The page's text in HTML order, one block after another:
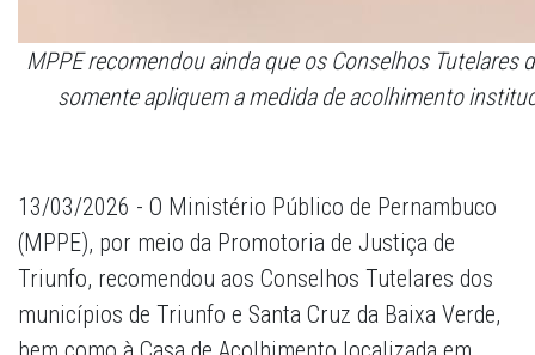
MPPE recomendou ainda que os Conselhos Tutelares
somente apliquem a medida de acolhimento
13/03/2026 - O Ministério Público de Pernambuco
(MPPE), por meio da Promotoria de Justiça de
Triunfo, recomendou aos Conselhos Tutelares dos
municípios de Triunfo e Santa Cruz da Baixa Verde,